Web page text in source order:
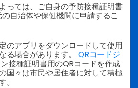
っては、ご自身の予防接種証明書
自治体や保健機関に申請するこ
のアプリをダウンロードして使用
る場合があります。 QRコードジ
接種証明書用のQRコードを作成
国々は市民や居住者に対して積極
。